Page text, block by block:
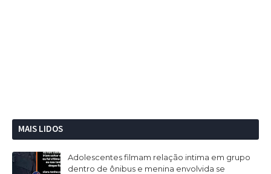
MAIS LIDOS
Adolescentes filmam relação intima em grupo
dentro de ônibus e menina envolvida se